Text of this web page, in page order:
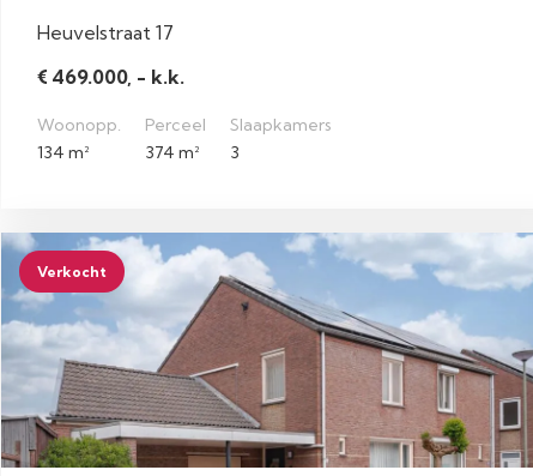
Heuvelstraat 17
€ 469.000, - k.k.
Woonopp.
134 m²
Perceel
374 m²
Slaapkamers
3
Verkocht